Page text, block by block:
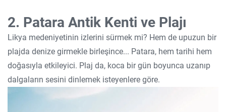
2. Patara Antik Kenti ve Plajı
Likya medeniyetinin izlerini sürmek mi? Hem de upuzun bir
plajda denize girmekle birleşince... Patara, hem tarihi hem
doğasıyla etkileyici. Plaj da, koca bir gün boyunca uzanıp
dalgaların sesini dinlemek isteyenlere göre.